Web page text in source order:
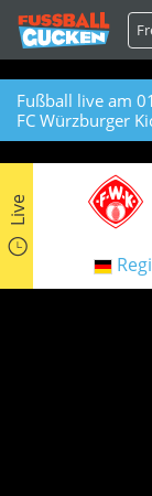
Fußball live am
FC Würzburger
Live